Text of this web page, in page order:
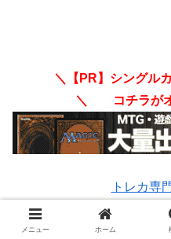
＼【PR】シングル
＼ コチラが
トレカ専
メニュー ホーム